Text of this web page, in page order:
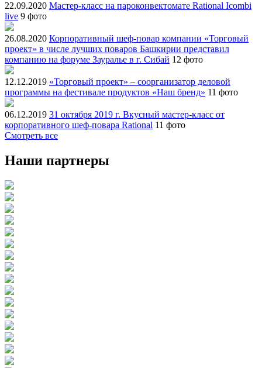
22.09.2020 Мастер-класс на пароконвектомате Rational Icombi
live 9 фото
26.08.2020 Корпоративный шеф-повар компании «Торговый
проект» в числе лучших поваров Башкирии представил
компанию на форуме Зауралье в г. Сибай 12 фото
12.12.2019 «Торговый проект» – соорганизатор деловой
программы на фестивале продуктов «Наш бренд» 11 фото
06.12.2019 31 октября 2019 г. Вкусный мастер-класс от
корпоративного шеф-повара Rational 11 фото
Смотреть все
Наши партнеры